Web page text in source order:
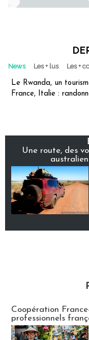
News Les + lus Les +
Le Rwanda, un
France, Italie :
Une route, des
Coopération
professionnels